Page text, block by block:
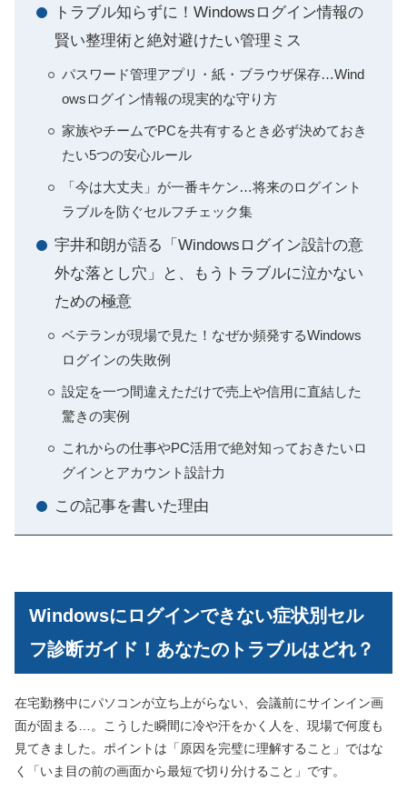
トラブル知らずに！Windowsログイン情報の
賢い整理術と絶対避けたい管理ミス
パスワード管理アプリ・紙・ブラウザ保存…Wind
owsログイン情報の現実的な守り方
家族やチームでPCを共有するとき必ず決めておき
たい5つの安心ルール
「今は大丈夫」が一番キケン…将来のログイント
ラブルを防ぐセルフチェック集
宇井和朗が語る「Windowsログイン設計の意
外な落とし穴」と、もうトラブルに泣かない
ための極意
ベテランが現場で見た！なぜか頻発するWindows
ログインの失敗例
設定を一つ間違えただけで売上や信用に直結した
驚きの実例
これからの仕事やPC活用で絶対知っておきたいロ
グインとアカウント設計力
この記事を書いた理由
Windowsにログインできない症状別セル
フ診断ガイド！あなたのトラブルはどれ？
在宅勤務中にパソコンが立ち上がらない、会議前にサインイン画
面が固まる…。こうした瞬間に冷や汗をかく人を、現場で何度も
見てきました。ポイントは「原因を完璧に理解すること」ではな
く「いま目の前の画面から最短で切り分けること」です。